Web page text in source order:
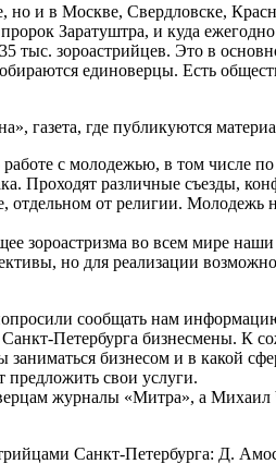
но и в Москве, Свердловске,
Заратуштра, и куда
тыс. зороастрийцев. Это в
единоверцы. Есть
газета, где публикуются
с молодежью, в том числе
Проходят различные съезды,
отдельном от религии.
зороастризма во всем мире
но для реализации
сообщать нам
Петербурга бизнесмены.
бизнесом и в какой
предложить свои услуги.
журналы «Митра», а
Санкт-Петербурга: Д.